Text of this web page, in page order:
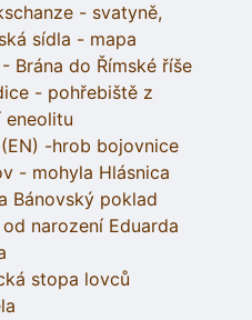
- svatyně,
sídla - mapa
Brána do Římské říše
- pohřebiště z
-hrob bojovnice
- mohyla Hlásnica
Bánovský poklad
narození Eduarda
stopa lovců